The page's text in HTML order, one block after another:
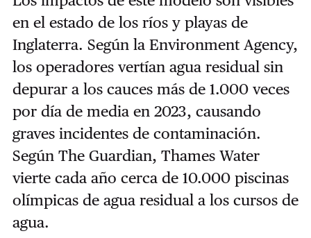
en el estado de los ríos y playas de
Inglaterra. Según la Environment Agency,
los operadores vertían agua residual sin
depurar a los cauces más de 1.000 veces
por día de media en 2023, causando
graves incidentes de contaminación.
Según The Guardian, Thames Water
vierte cada año cerca de 10.000 piscinas
olímpicas de agua residual a los cursos de
agua.